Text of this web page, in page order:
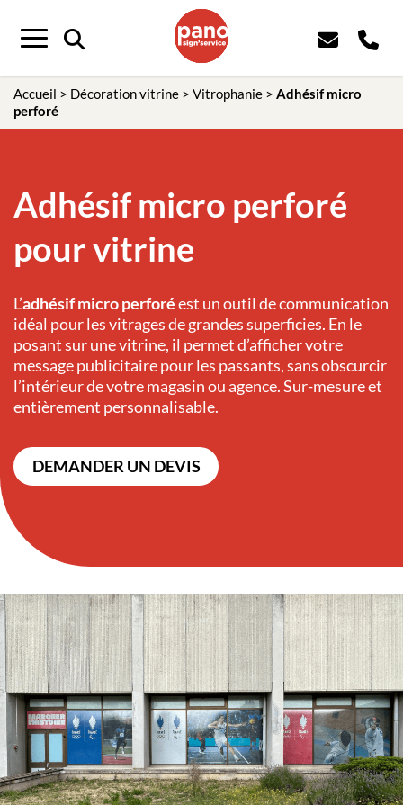
Menu
Accueil > Décoration vitrine > Vitrophanie > Adhésif micro
perforé
Adhésif micro perforé
pour vitrine
L’adhésif micro perforéest un outil de communication
idéal pour les vitrages de grandes superficies. En le
posant sur une vitrine, il permet d’afficher votre
message publicitaire pour les passants, sans obscurcir
l’intérieur de votre magasin ou agence. Sur-mesure et
entièrement personnalisable.
DEMANDER UN DEVIS
Panneau de gestion des cookies